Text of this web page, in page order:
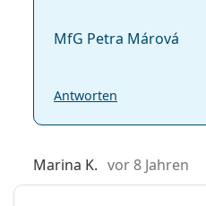
MfG Petra Márová
Antworten
Marina K. vor 8 Jahren